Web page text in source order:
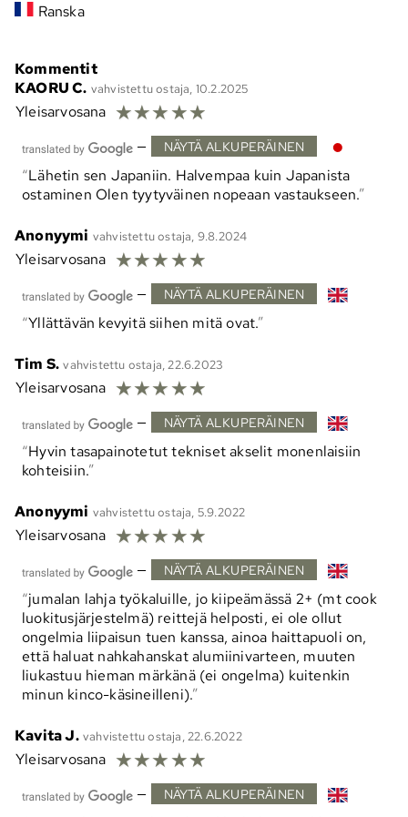
Ranska
Kommentit
KAORU C. vahvistettu ostaja, 10.2.2025
Yleisarvosana ☆☆☆☆☆
— NÄYTÄ ALKUPERÄINEN
Lähetin sen Japaniin. Halvempaa kuin Japanista
ostaminen Olen tyytyväinen nopeaan vastaukseen.
Anonyymi vahvistettu ostaja, 9.8.2024
Yleisarvosana ☆☆☆☆☆
— NÄYTÄ ALKUPERÄINEN
Yllättävän kevyitä siihen mitä ovat.
Tim S. vahvistettu ostaja, 22.6.2023
Yleisarvosana ☆☆☆☆☆
— NÄYTÄ ALKUPERÄINEN
Hyvin tasapainotetut tekniset akselit monenlaisiin
kohteisiin.
Anonyymi vahvistettu ostaja, 5.9.2022
Yleisarvosana ☆☆☆☆☆
— NÄYTÄ ALKUPERÄINEN
jumalan lahja työkaluille, jo kiipeämässä 2+ (mt cook
luokitusjärjestelmä) reittejä helposti, ei ole ollut
ongelmia liipaisun tuen kanssa, ainoa haittapuoli on,
että haluat nahkahanskat alumiinivarteen, muuten
liukastuu hieman märkänä (ei ongelma) kuitenkin
minun kinco-käsineilleni).
Kavita J. vahvistettu ostaja, 22.6.2022
Yleisarvosana ☆☆☆☆☆
— NÄYTÄ ALKUPERÄINEN